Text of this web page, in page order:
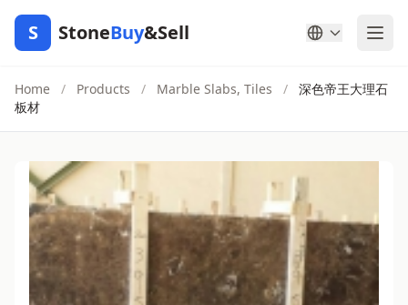
S StoneBuy&Sell
Home / Products / Marble Slabs, Tiles /
深色帝王大理石
板材